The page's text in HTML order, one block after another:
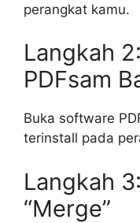
perangkat kamu.
Langkah
PDFsam
Buka software
terinstall pada
Langkah
“Merge”